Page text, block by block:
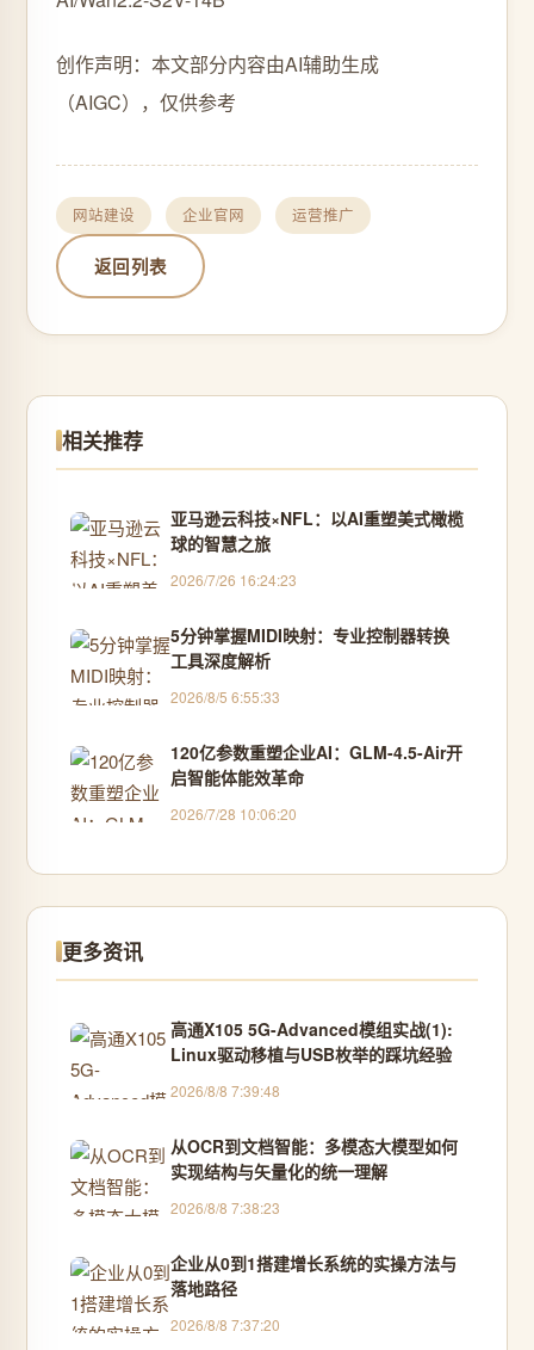
创作声明：本文部分内容由AI辅助生成
（AIGC），仅供参考
网站建设 企业官网 运营推广
返回列表
相关推荐
亚马逊云科技×NFL：以AI重塑美式橄榄
球的智慧之旅
2026/7/26 16:24:23
5分钟掌握MIDI映射：专业控制器转换
工具深度解析
2026/8/5 6:55:33
120亿参数重塑企业AI：GLM-4.5-Air开
启智能体能效革命
2026/7/28 10:06:20
更多资讯
高通X105 5G-Advanced模组实战(1):
Linux驱动移植与USB枚举的踩坑经验
2026/8/8 7:39:48
从OCR到文档智能：多模态大模型如何
实现结构与矢量化的统一理解
2026/8/8 7:38:23
企业从0到1搭建增长系统的实操方法与
落地路径
2026/8/8 7:37:20